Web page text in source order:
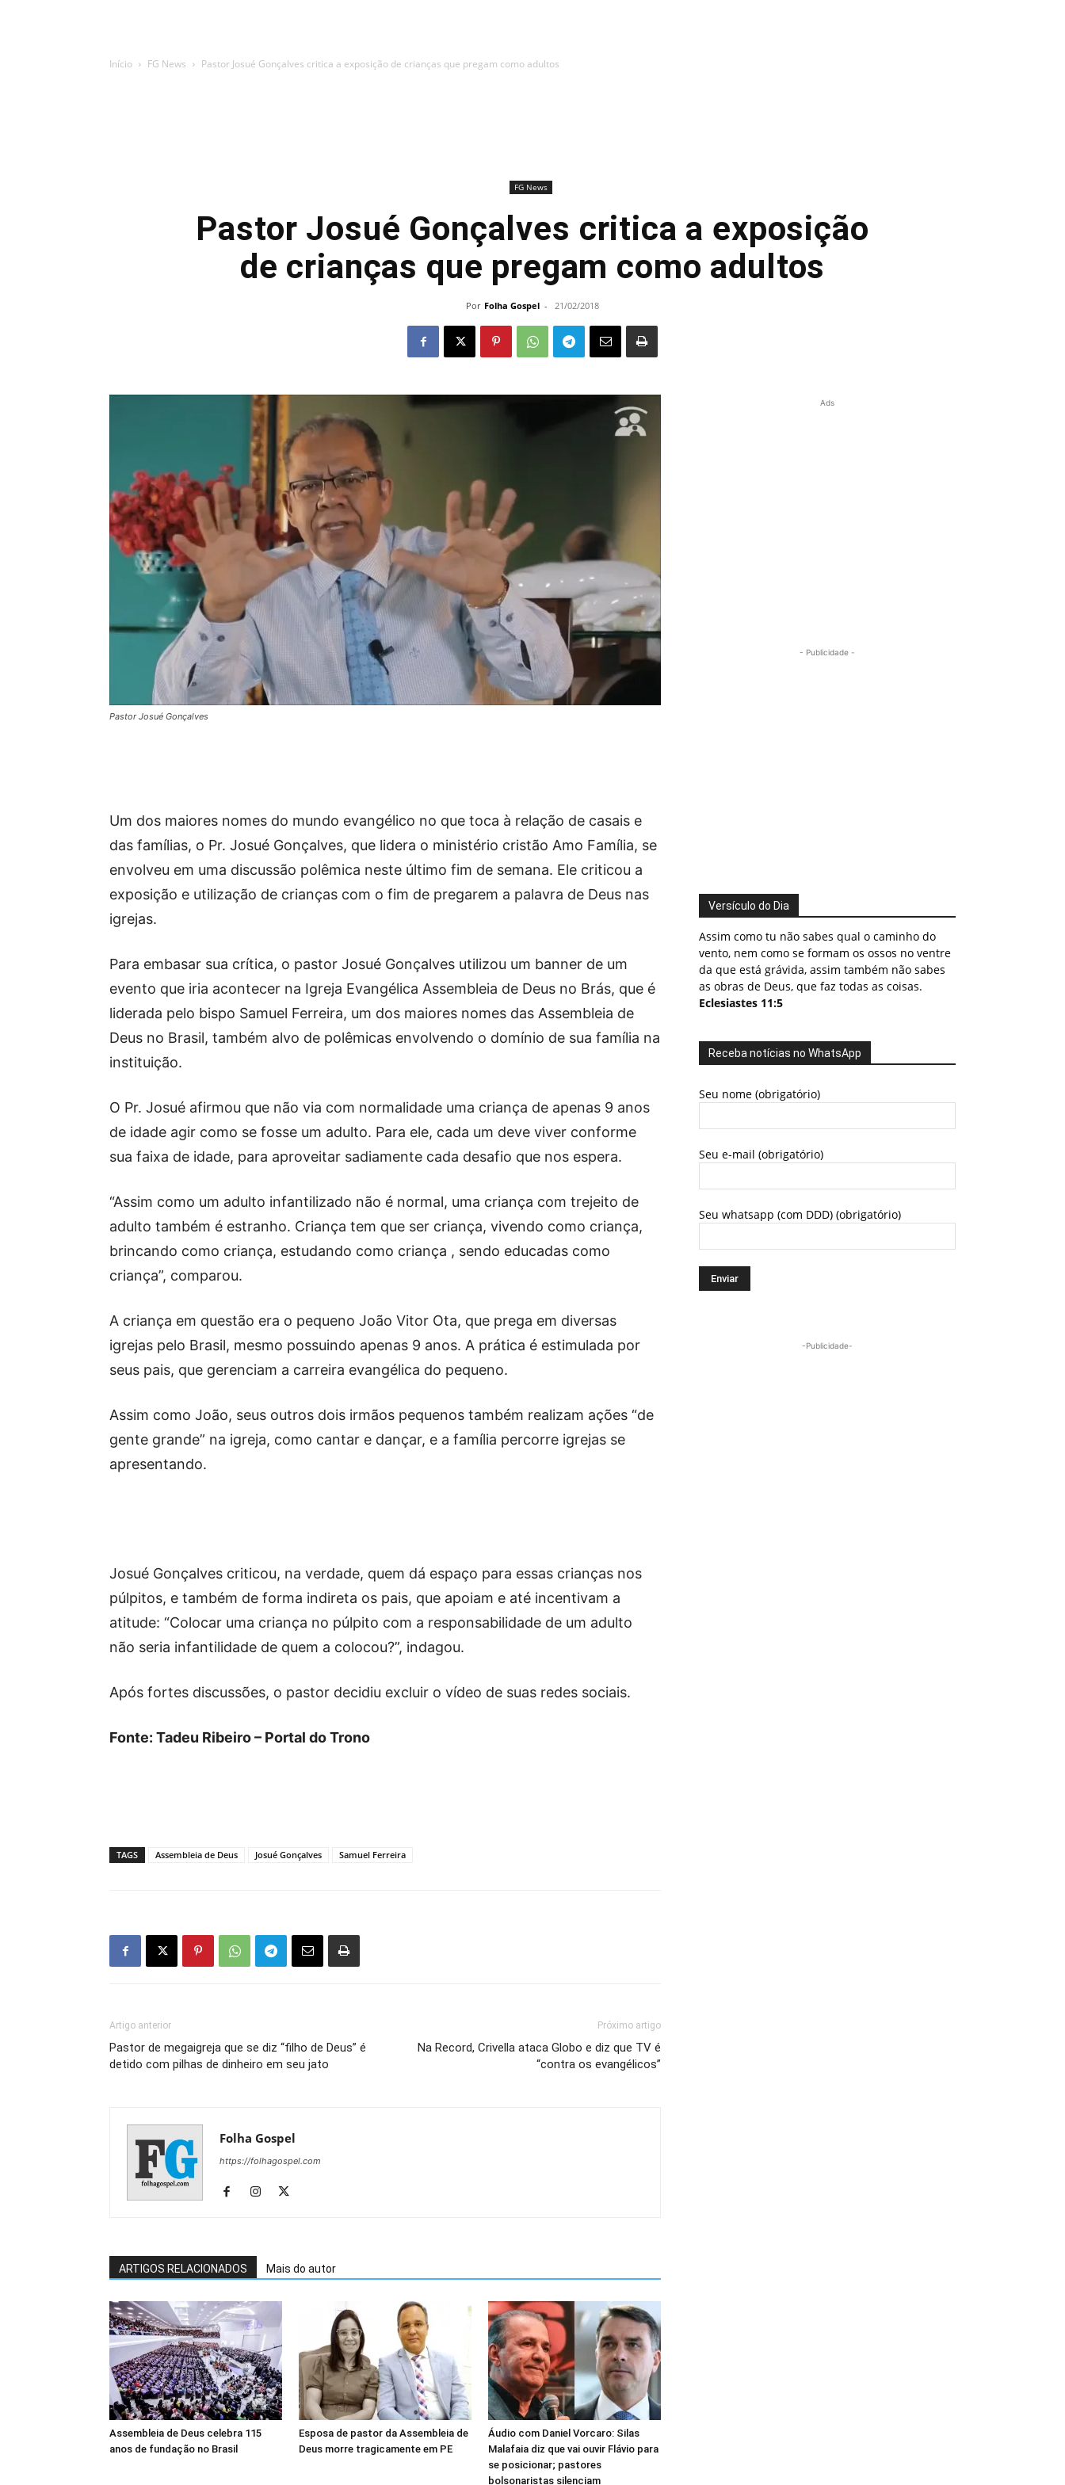
Início FG News Pastor Josué Gonçalves critica a exposição de crianças que pregam como adultos
FG News
Pastor Josué Gonçalves critica a exposição
de crianças que pregam como adultos
Por Folha Gospel - 21/02/2018
Pastor Josué Gonçalves
Um dos maiores nomes do mundo evangélico no que toca à relação de casais e
das famílias, o Pr. Josué Gonçalves, que lidera o ministério cristão Amo Família, se
envolveu em uma discussão polêmica neste último fim de semana. Ele criticou a
exposição e utilização de crianças com o fim de pregarem a palavra de Deus nas
igrejas.
Para embasar sua crítica, o pastor Josué Gonçalves utilizou um banner de um
evento que iria acontecer na Igreja Evangélica Assembleia de Deus no Brás, que é
liderada pelo bispo Samuel Ferreira, um dos maiores nomes das Assembleia de
Deus no Brasil, também alvo de polêmicas envolvendo o domínio de sua família na
instituição.
O Pr. Josué afirmou que não via com normalidade uma criança de apenas 9 anos
de idade agir como se fosse um adulto. Para ele, cada um deve viver conforme
sua faixa de idade, para aproveitar sadiamente cada desafio que nos espera.
“Assim como um adulto infantilizado não é normal, uma criança com trejeito de
adulto também é estranho. Criança tem que ser criança, vivendo como criança,
brincando como criança, estudando como criança , sendo educadas como
criança”, comparou.
A criança em questão era o pequeno João Vitor Ota, que prega em diversas
igrejas pelo Brasil, mesmo possuindo apenas 9 anos. A prática é estimulada por
seus pais, que gerenciam a carreira evangélica do pequeno.
Assim como João, seus outros dois irmãos pequenos também realizam ações “de
gente grande” na igreja, como cantar e dançar, e a família percorre igrejas se
apresentando.
Josué Gonçalves criticou, na verdade, quem dá espaço para essas crianças nos
púlpitos, e também de forma indireta os pais, que apoiam e até incentivam a
atitude: “Colocar uma criança no púlpito com a responsabilidade de um adulto
não seria infantilidade de quem a colocou?”, indagou.
Após fortes discussões, o pastor decidiu excluir o vídeo de suas redes sociais.
Fonte: Tadeu Ribeiro – Portal do Trono
TAGS Assembleia de Deus Josué Gonçalves Samuel Ferreira
Artigo anterior
Pastor de megaigreja que se diz “filho de Deus” é
detido com pilhas de dinheiro em seu jato
Próximo artigo
Na Record, Crivella ataca Globo e diz que TV é
“contra os evangélicos”
Folha Gospel
https://folhagospel.com
ARTIGOS RELACIONADOS Mais do autor
Assembleia de Deus celebra 115
anos de fundação no Brasil
Esposa de pastor da Assembleia de
Deus morre tragicamente em PE
Áudio com Daniel Vorcaro: Silas
Malafaia diz que vai ouvir Flávio para
se posicionar; pastores
bolsonaristas silenciam
Ads
- Publicidade -
Versículo do Dia
Assim como tu não sabes qual o caminho do
vento, nem como se formam os ossos no ventre
da que está grávida, assim também não sabes
as obras de Deus, que faz todas as coisas.
Eclesiastes 11:5
Receba notícias no WhatsApp
Seu nome (obrigatório)
Seu e-mail (obrigatório)
Seu whatsapp (com DDD) (obrigatório)
-Publicidade-